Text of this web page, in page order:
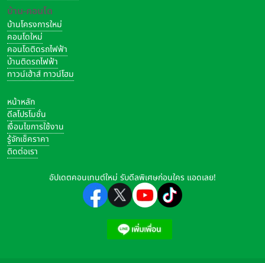
บ้าน-คอนโด
บ้านโครงการใหม่
คอนโดใหม่
คอนโดติดรถไฟฟ้า
บ้านติดรถไฟฟ้า
ทาวน์เฮ้าส์ ทาวน์โฮม
หน้าหลัก
ดีลโปรโมชั่น
เงื่อนไขการใช้งาน
รู้จักเช็คราคา
ติดต่อเรา
อัปเดตคอนเทนต์ใหม่ รับดีลพิเศษก่อนใคร แอดเลย!